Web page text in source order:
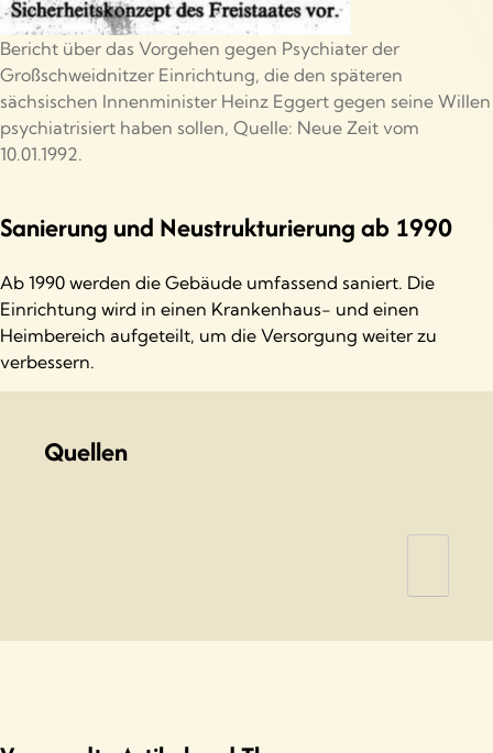
Bericht über das Vorgehen gegen Psychiater der
Großschweidnitzer Einrichtung, die den späteren
sächsischen Innenminister Heinz Eggert gegen seine Willen
psychiatrisiert haben sollen, Quelle: Neue Zeit vom
10.01.1992.
Sanierung und Neustrukturierung ab 1990
Ab 1990 werden die Gebäude umfassend saniert. Die
Einrichtung wird in einen Krankenhaus- und einen
Heimbereich aufgeteilt, um die Versorgung weiter zu
verbessern.
Quellen
Bildlegenden: